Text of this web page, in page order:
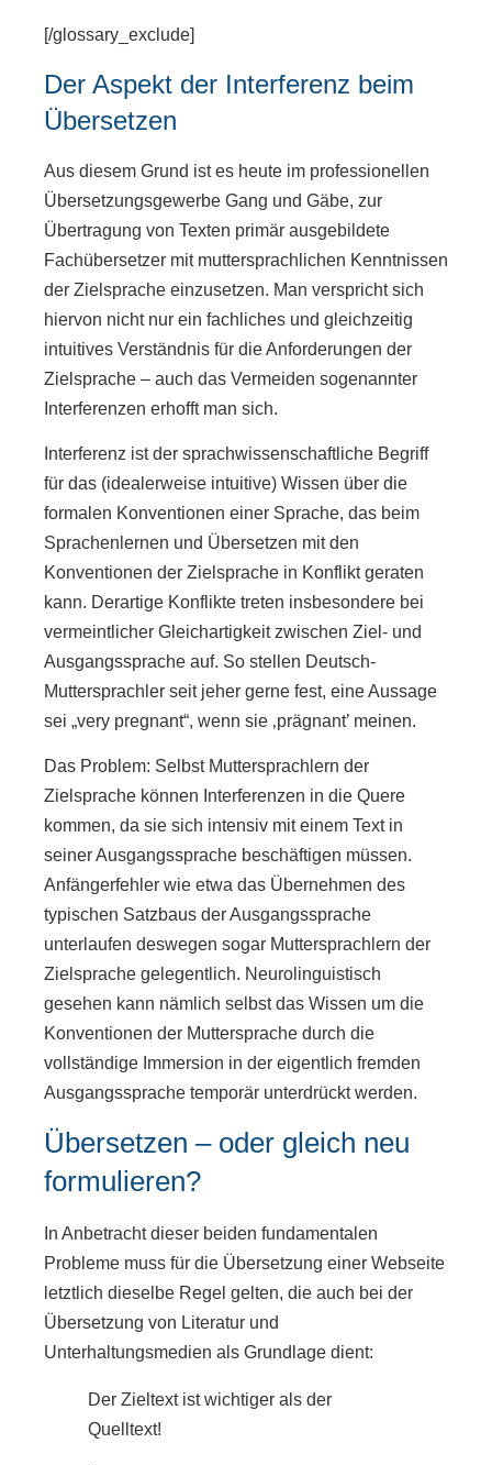
[/glossary_exclude]
Der Aspekt der Interferenz beim
Übersetzen
Aus diesem Grund ist es heute im professionellen
Übersetzungsgewerbe Gang und Gäbe, zur
Übertragung von Texten primär ausgebildete
Fachübersetzer mit muttersprachlichen Kenntnissen
der Zielsprache einzusetzen. Man verspricht sich
hiervon nicht nur ein fachliches und gleichzeitig
intuitives Verständnis für die Anforderungen der
Zielsprache – auch das Vermeiden sogenannter
Interferenzen erhofft man sich.
Interferenz ist der sprachwissenschaftliche Begriff
für das (idealerweise intuitive) Wissen über die
formalen Konventionen einer Sprache, das beim
Sprachenlernen und Übersetzen mit den
Konventionen der Zielsprache in Konflikt geraten
kann. Derartige Konflikte treten insbesondere bei
vermeintlicher Gleichartigkeit zwischen Ziel- und
Ausgangssprache auf. So stellen Deutsch-
Muttersprachler seit jeher gerne fest, eine Aussage
sei „very pregnant“, wenn sie ‚prägnant’ meinen.
Das Problem: Selbst Muttersprachlern der
Zielsprache können Interferenzen in die Quere
kommen, da sie sich intensiv mit einem Text in
seiner Ausgangssprache beschäftigen müssen.
Anfängerfehler wie etwa das Übernehmen des
typischen Satzbaus der Ausgangssprache
unterlaufen deswegen sogar Muttersprachlern der
Zielsprache gelegentlich. Neurolinguistisch
gesehen kann nämlich selbst das Wissen um die
Konventionen der Muttersprache durch die
vollständige Immersion in der eigentlich fremden
Ausgangssprache temporär unterdrückt werden.
Übersetzen – oder gleich neu
formulieren?
In Anbetracht dieser beiden fundamentalen
Probleme muss für die Übersetzung einer Webseite
letztlich dieselbe Regel gelten, die auch bei der
Übersetzung von Literatur und
Unterhaltungsmedien als Grundlage dient:
Der Zieltext ist wichtiger als der
Quelltext!